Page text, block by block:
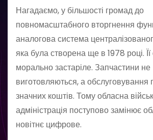
Нагадаємо, у більшості громад до
повномасштабного вторгнення
аналогова система
яка була створена ще в 1978 році.
морально застаріле. Запчастини не
виготовляються, а обслуговування
значних коштів. Тому обласна
адміністрація поступово замінює
новітнє цифрове.